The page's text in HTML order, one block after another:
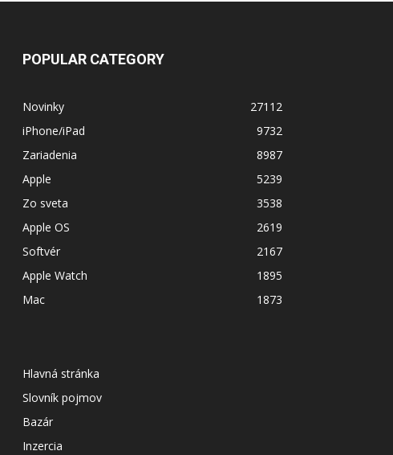
POPULAR CATEGORY
Novinky
27112
iPhone/iPad
9732
Zariadenia
8987
Apple
5239
Zo sveta
3538
Apple OS
2619
Softvér
2167
Apple Watch
1895
Mac
1873
Hlavná stránka
Slovník pojmov
Bazár
Inzercia